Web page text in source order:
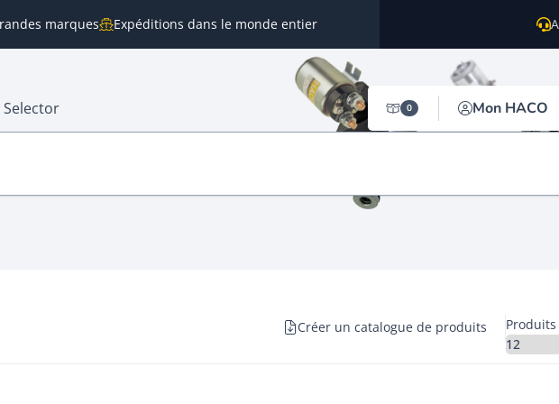
marques Expéditions dans le monde entier
Selector 0 Mon HACO
Créer un catalogue de produits